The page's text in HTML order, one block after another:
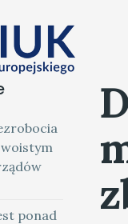
ponad